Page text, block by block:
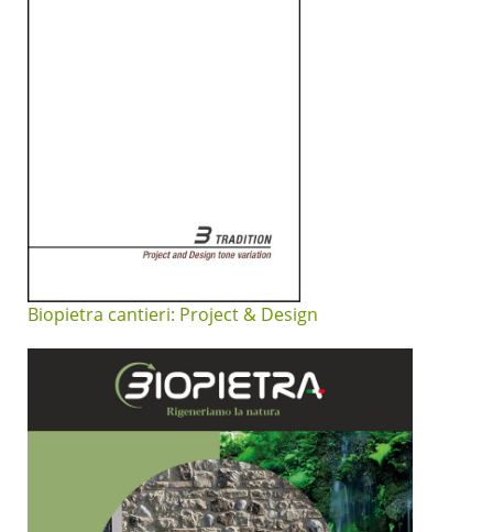
Biopietra cantieri: Project & Design